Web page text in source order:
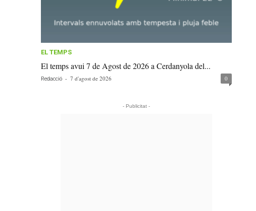
EL TEMPS
El temps avui 7 de Agost de 2026 a Cerdanyola del...
Redacció - 7 d'agost de 2026 0
- Publicitat -